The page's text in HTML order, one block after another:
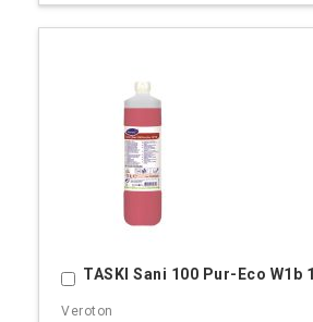
TASKI Sani 100 Pur-Eco W1b 1l
Ostoskoriin